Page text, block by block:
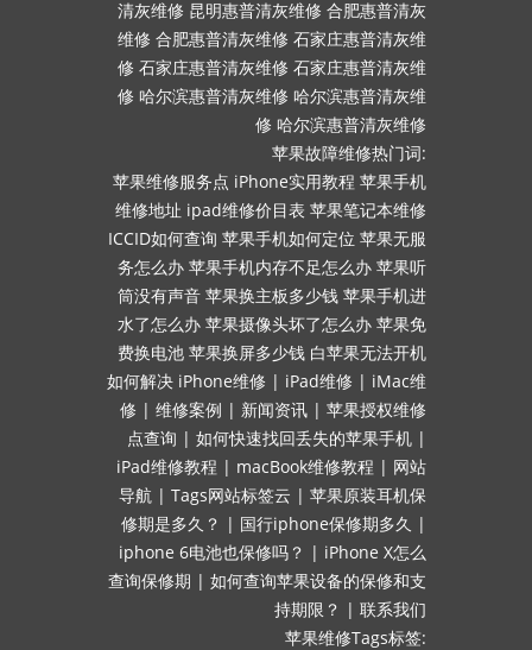
清灰维修 昆明惠普清灰维修 合肥惠普清灰
维修 合肥惠普清灰维修 石家庄惠普清灰维
修 石家庄惠普清灰维修 石家庄惠普清灰维
修 哈尔滨惠普清灰维修 哈尔滨惠普清灰维
修 哈尔滨惠普清灰维修
苹果故障维修热门词:
苹果维修服务点 iPhone实用教程 苹果手机
维修地址 ipad维修价目表 苹果笔记本维修
ICCID如何查询 苹果手机如何定位 苹果无服
务怎么办 苹果手机内存不足怎么办 苹果听
筒没有声音 苹果换主板多少钱 苹果手机进
水了怎么办 苹果摄像头坏了怎么办 苹果免
费换电池 苹果换屏多少钱 白苹果无法开机
如何解决 iPhone维修 | iPad维修 | iMac维
修 | 维修案例 | 新闻资讯 | 苹果授权维修
点查询 | 如何快速找回丢失的苹果手机 |
iPad维修教程 | macBook维修教程 | 网站
导航 | Tags网站标签云 | 苹果原装耳机保
修期是多久？ | 国行iphone保修期多久 |
iphone 6电池也保修吗？ | iPhone X怎么
查询保修期 | 如何查询苹果设备的保修和支
持期限？ | 联系我们
苹果维修Tags标签: